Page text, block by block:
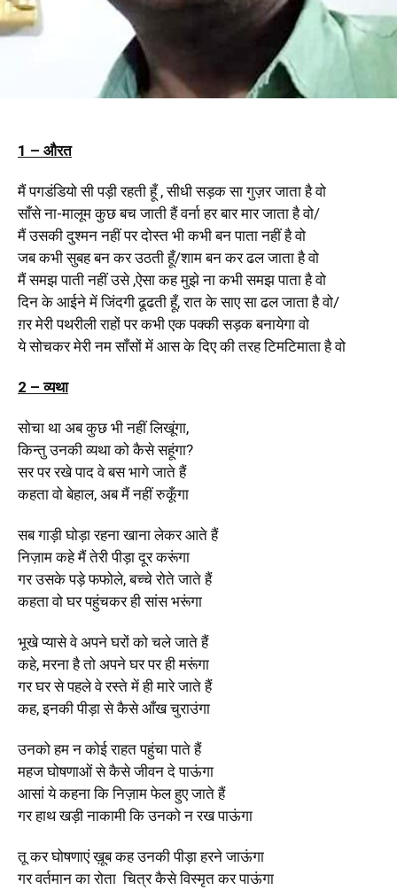
1 – औरत
मैं पगडंडियो सी पड़ी रहती हूँ , सीधी सड़क सा गुज़र जाता है वो
साँसे ना-मालूम कुछ बच जाती हैं वर्ना हर बार मार जाता है वो/
मैं उसकी दुश्मन नहीं पर दोस्त भी कभी बन पाता नहीं है वो
जब कभी सुबह बन कर उठती हूँ/शाम बन कर ढल जाता है वो
मैं समझ पाती नहीं उसे ,ऐसा कह मुझे ना कभी समझ पाता है वो
दिन के आईने में जिंदगी ढूढती हूँ, रात के साए सा ढल जाता है वो/
ग़र मेरी पथरीली राहों पर कभी एक पक्की सड़क बनायेगा वो
ये सोचकर मेरी नम साँसों में आस के दिए की तरह टिमटिमाता है वो
2 – व्यथा
सोचा था अब कुछ भी नहीं लिखूंगा,
किन्तु उनकी व्यथा को कैसे सहूंगा?
सर पर रखे पाद वे बस भागे जाते हैं
कहता वो बेहाल, अब मैं नहीं रुकूँगा
सब गाड़ी घोड़ा रहना खाना लेकर आते हैं
निज़ाम कहे मैं तेरी पीड़ा दूर करूंगा
गर उसके पड़े फफोले, बच्चे रोते जाते हैं
कहता वो घर पहुंचकर ही सांस भरूंगा
भूखे प्यासे वे अपने घरों को चले जाते हैं
कहे, मरना है तो अपने घर पर ही मरूंगा
गर घर से पहले वे रस्ते में ही मारे जाते हैं
कह, इनकी पीड़ा से कैसे आँख चुराउंगा
उनको हम न कोई राहत पहुंचा पाते हैं
महज घोषणाओं से कैसे जीवन दे पाऊंगा
आसां ये कहना कि निज़ाम फेल हुए जाते हैं
गर हाथ खड़ी नाकामी कि उनको न रख पाऊंगा
तू कर घोषणाएं ख़ूब कह उनकी पीड़ा हरने जाऊंगा
गर वर्तमान का रोता चित्र कैसे विस्मृत कर पाऊंगा